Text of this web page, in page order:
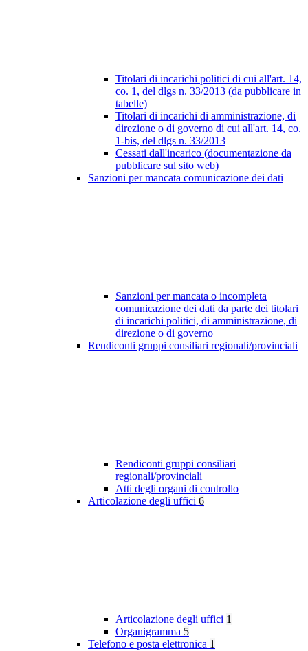
Titolari di incarichi politici di cui all'art. 14,
co. 1, del dlgs n. 33/2013 (da pubblicare in
tabelle)
Titolari di incarichi di amministrazione, di
direzione o di governo di cui all'art. 14, co.
1-bis, del dlgs n. 33/2013
Cessati dall'incarico (documentazione da
pubblicare sul sito web)
Sanzioni per mancata comunicazione dei dati
Sanzioni per mancata o incompleta
comunicazione dei dati da parte dei titolari
di incarichi politici, di amministrazione, di
direzione o di governo
Rendiconti gruppi consiliari regionali/provinciali
Rendiconti gruppi consiliari
regionali/provinciali
Atti degli organi di controllo
Articolazione degli uffici 6
Articolazione degli uffici 1
Organigramma 5
Telefono e posta elettronica 1